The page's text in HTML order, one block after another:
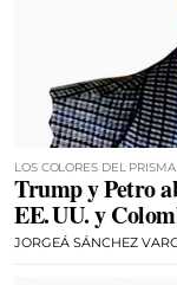
LOS COLORES DEL PRISMA
Trump y Petro
EE. UU. y
JORGEÁ SÁNCHEZ